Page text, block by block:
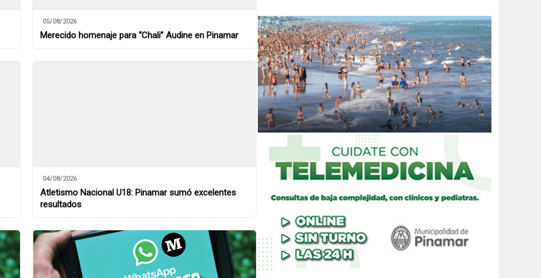
05/08/2026
Merecido homenaje para “Chali” Audine en Pinamar
04/08/2026
Atletismo Nacional U18: Pinamar sumó excelentes
resultados